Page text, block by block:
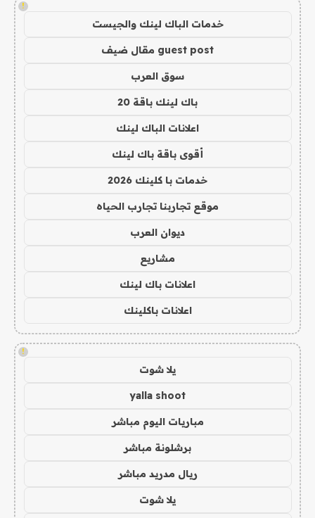
!
خدمات الباك لينك والجيست
guest post مقال ضيف
سوق العرب
باك لينك باقة 20
اعلانات الباك لينك
أقوى باقة باك لينك
خدمات با كلينك 2026
موقع تجاربنا تجارب الحياه
ديوان العرب
مشاريع
اعلانات باك لينك
اعلانات باكلينك
!
يلا شوت
yalla shoot
مباريات اليوم مباشر
برشلونة مباشر
ريال مدريد مباشر
يلا شوت